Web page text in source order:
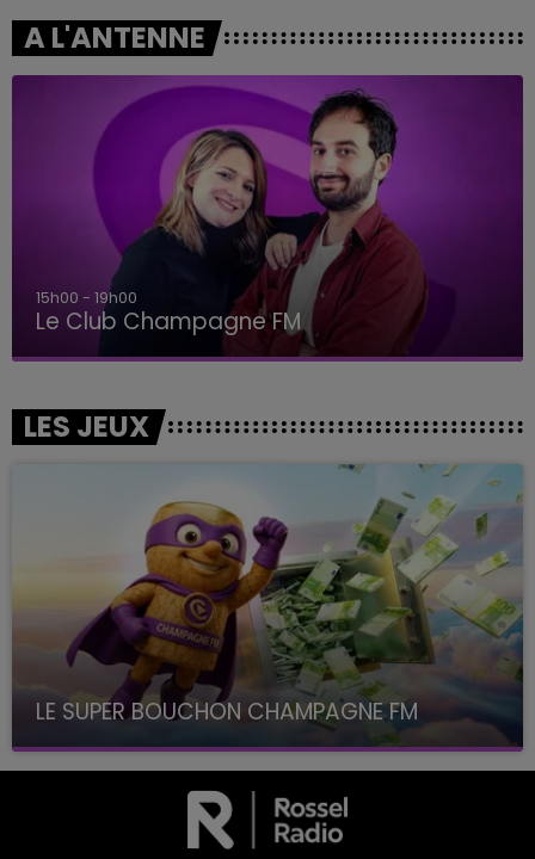
A L'ANTENNE
15h00 - 19h00
Le Club Champagne FM
LES JEUX
LE SUPER BOUCHON CHAMPAGNE FM
avec La Famille Champagne FM, à 8H10